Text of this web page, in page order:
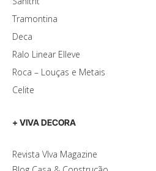
Tramontina
Deca
Ralo Linear Elleve
Roca – Louças e Metais
Celite
+ VIVA DECORA
Revista VIva Magazine